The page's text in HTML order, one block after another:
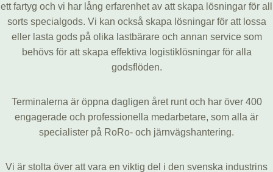
ett fartyg och vi har lång erfarenhet av att skapa lösningar för all
sorts specialgods. Vi kan också skapa lösningar för att lossa
eller lasta gods på olika lastbärare och annan service som
behövs för att skapa effektiva logistiklösningar för alla
godsflöden.
Terminalerna är öppna dagligen året runt och har över 400
engagerade och professionella medarbetare, som alla är
specialister på RoRo- och järnvägshantering.
Vi är stolta över att vara en viktig del i den svenska industrins